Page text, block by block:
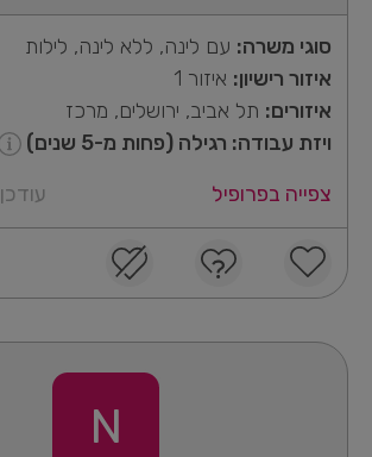
סוגי משרה: עם לינה, ללא לינה, לילות
איזור רישיון: איזור 1
איזורים: תל אביב, ירושלים, מרכז
ויזת עבודה: רגילה (פחות מ-5 שנים)
צפייה בפרופיל
עודכן 09.08.2026
N